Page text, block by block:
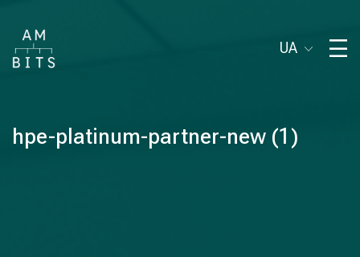
UA
hpe-platinum-partner-new (1)